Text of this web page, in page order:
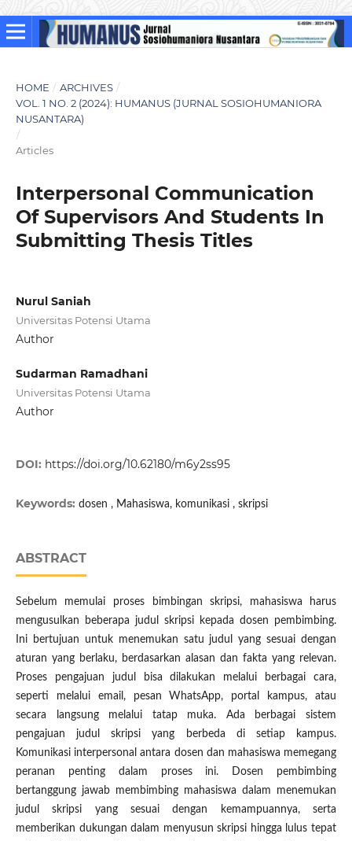
HOME / ARCHIVES /
VOL. 1 NO. 2 (2024): HUMANUS (JURNAL SOSIOHUMANIORA
NUSANTARA)
/
Articles
Interpersonal Communication
Of Supervisors And Students In
Submitting Thesis Titles
Nurul Saniah
Universitas Potensi Utama
Author
Sudarman Ramadhani
Universitas Potensi Utama
Author
DOI: https://doi.org/10.62180/m6y2ss95
Keywords: dosen , Mahasiswa, komunikasi , skripsi
ABSTRACT
Sebelum memulai proses bimbingan skripsi, mahasiswa harus
mengusulkan beberapa judul skripsi kepada dosen pembimbing.
Ini bertujuan untuk menemukan satu judul yang sesuai dengan
aturan yang berlaku, berdasarkan alasan dan fakta yang relevan.
Proses pengajuan judul bisa dilakukan melalui berbagai cara,
seperti melalui email, pesan WhatsApp, portal kampus, atau
secara langsung melalui tatap muka. Ada berbagai sistem
pengajuan judul skripsi yang berbeda di setiap kampus.
Komunikasi interpersonal antara dosen dan mahasiswa memegang
peranan penting dalam proses ini. Dosen pembimbing
bertanggung jawab membimbing mahasiswa dalam menemukan
judul skripsi yang sesuai dengan kemampuannya, serta
memberikan dukungan dalam menyusun skripsi hingga lulus tepat